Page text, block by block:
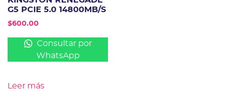
G5 PCIE 5.0 14800MB/S
$600.00
Consultar por
WhatsApp
Leer más